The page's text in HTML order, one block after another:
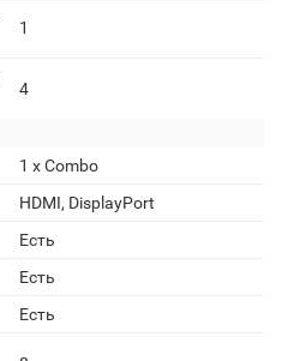
1
4
1 x Combo
HDMI, DisplayPort
Есть
Есть
Есть